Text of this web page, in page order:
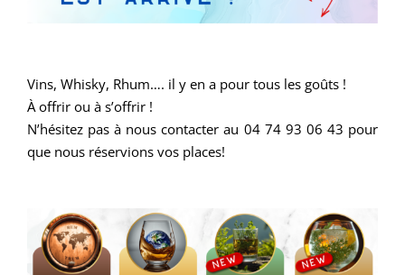
Vins, Whisky, Rhum…. il y en a pour tous les goûts !
À offrir ou à s’offrir !
N’hésitez pas à nous contacter au 04 74 93 06 43 pour
que nous réservions vos places!